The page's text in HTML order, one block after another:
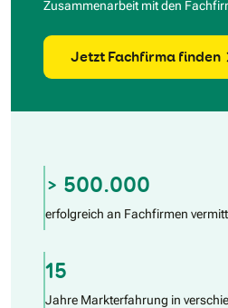
Zusammenarbeit mit den
Jetzt Fachfirma finden
> 500.000
erfolgreich an Fachfirmen
15
Jahre Markterfahrung in